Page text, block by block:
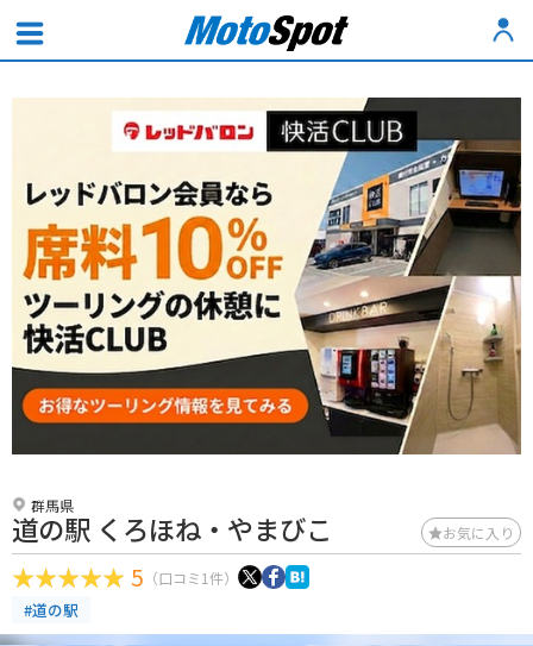
群馬県
道の駅 くろほね・やまびこ お気に入り
5 （口コミ1件）
#道の駅